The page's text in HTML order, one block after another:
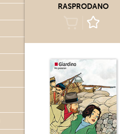
RASPRODANO